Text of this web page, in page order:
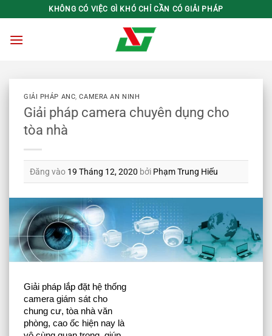
qua
nội
KHÔNG CÓ VIỆC GÌ KHÓ CHỈ CẦN CÓ GIẢI PHÁP
GIẢI PHÁP ANC,CAMERA AN NINH
Giải pháp camera chuyên dụng cho
tòa nhà
Đăng vào 19 Tháng 12, 2020 bởi Phạm Trung Hiếu
Giải pháp lắp đặt hệ thống
camera giám sát cho
chung cư, tòa nhà văn
phòng, cao ốc hiện nay là